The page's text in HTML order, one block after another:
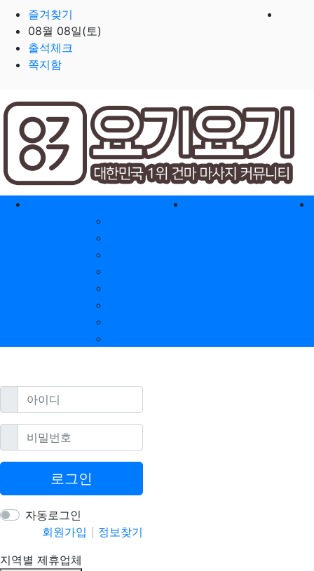
즐겨찾기
08월 08일(토)
출석체크
쪽지함
홈으로
아이디필수
비밀번호필수
로그인
자동로그인
회원가입
정보찾기
지역별 제휴업체